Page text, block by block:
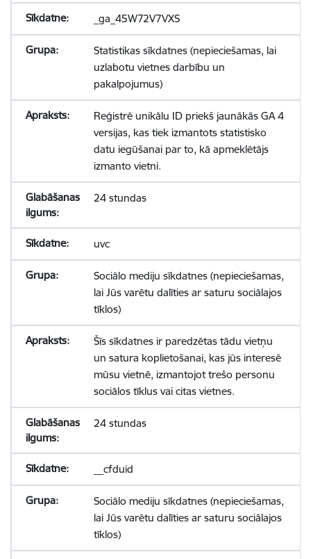
_ga_45W72V7VXS
Statistikas sīkdatnes (nepieciešamas, lai
uzlabotu vietnes darbību un
pakalpojumus)
Reģistrē unikālu ID priekš jaunākās GA 4
versijas, kas tiek izmantots statistisko
datu iegūšanai par to, kā apmeklētājs
izmanto vietni.
24 stundas
uvc
Sociālo mediju sīkdatnes (nepieciešamas,
lai Jūs varētu dalīties ar saturu sociālajos
tīklos)
Šīs sīkdatnes ir paredzētas tādu vietņu
un satura koplietošanai, kas jūs interesē
mūsu vietnē, izmantojot trešo personu
sociālos tīklus vai citas vietnes.
24 stundas
__cfduid
Sociālo mediju sīkdatnes (nepieciešamas,
lai Jūs varētu dalīties ar saturu sociālajos
tīklos)